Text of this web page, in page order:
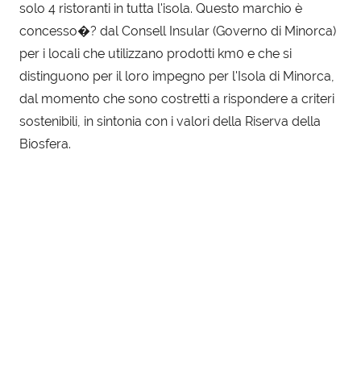
solo 4 ristoranti in tutta l'isola. Questo marchio è
concesso�? dal Consell Insular (Governo di Minorca)
per i locali che utilizzano prodotti km0 e che si
distinguono per il loro impegno per l'Isola di Minorca,
dal momento che sono costretti a rispondere a criteri
sostenibili, in sintonia con i valori della Riserva della
Biosfera.